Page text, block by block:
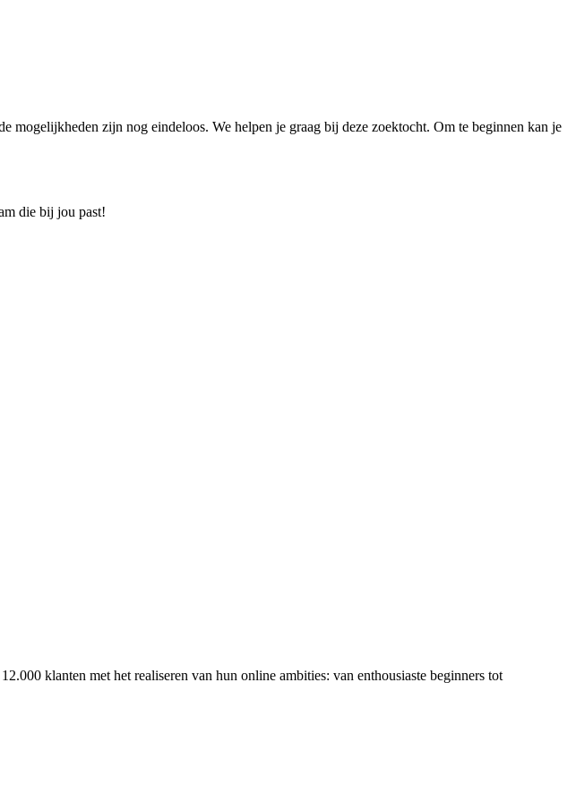
mogelijkheden zijn nog eindeloos. We helpen je graag bij deze zoektocht. Om te beginnen kan je
die bij jou past!
klanten met het realiseren van hun online ambities: van enthousiaste beginners tot